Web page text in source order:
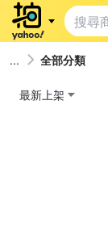
全部分類
最新上架